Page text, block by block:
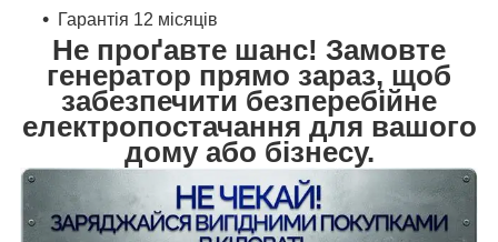
Гарантія 12 місяців
Не проґавте шанс! Замовте
генератор прямо зараз, щоб
забезпечити безперебійне
електропостачання для вашого
дому або бізнесу.